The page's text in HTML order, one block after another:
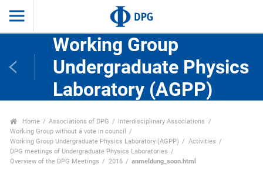
Working Group
Undergraduate Physics
Laboratory (AGPP)
Home Associations of DPG
Interdisciplinary Associations
Working Group without a vote in council
Working Group Undergraduate Physics Laboratory (AGPP)
Activities
DPG meetings of Undergraduate Physics Laboratories
Overview of the DPG Meetings
2016 anmeldung_soon.html